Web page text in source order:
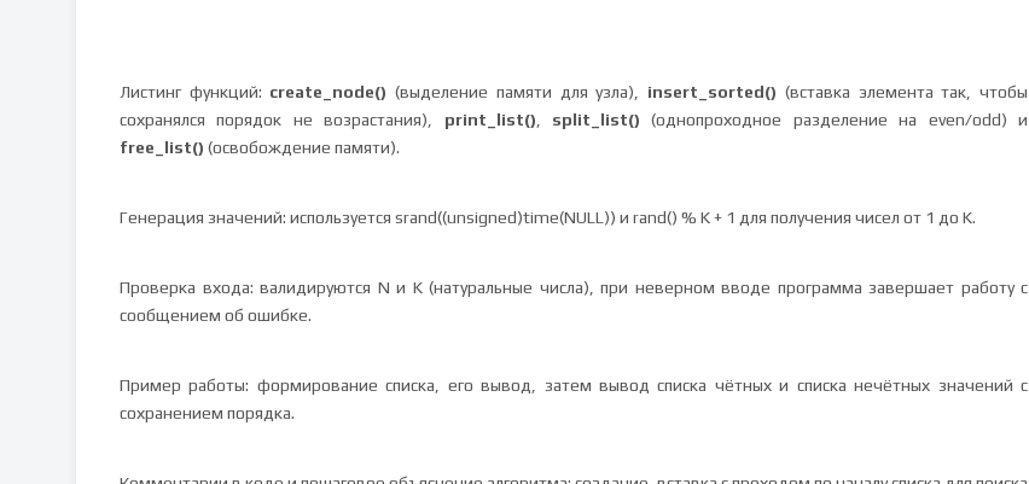
Листинг функций: create_node() (выделение памяти для узла), insert_sorted() (вставка элемента так, чтобы
сохранялся порядок не возрастания), print_list() split_list() (однопроходное разделение на even/odd) и
free_list() (освобождение памяти).
Генерация значений: используется srand((unsigned)time(NULL)) и rand() % K + 1 для получения чисел от 1 до K.
Проверка входа: валидируются N и K (натуральные числа), при неверном вводе программа завершает работу с
сообщением об ошибке.
Пример работы: формирование списка, его вывод, затем вывод списка чётных и списка нечётных значений с
сохранением порядка.